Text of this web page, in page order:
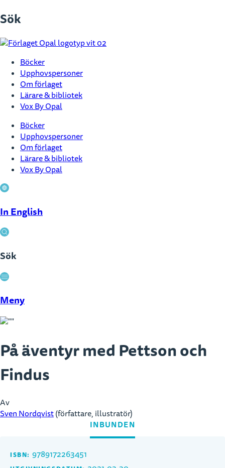
till
Sök
Böcker
Upphovspersoner
Om förlaget
Lärare & bibliotek
Vox By Opal
Böcker
Upphovspersoner
Om förlaget
Lärare & bibliotek
Vox By Opal
In English
Sök
Stäng
Meny
På äventyr med Pettson och
Findus
Av
Sven Nordqvist(författare, illustratör)
INBUNDEN
ISBN: 9789172263451